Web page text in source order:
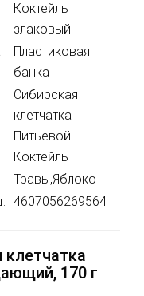
Коктейль
злаковый
Пластиковая
банка
Сибирская
клетчатка
Питьевой
Коктейль
Травы,Яблоко
4607056269564
170 г